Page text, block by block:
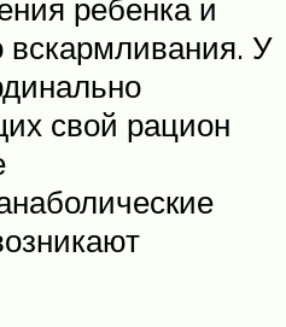
ребенка и
вскармливания. У
свой рацион